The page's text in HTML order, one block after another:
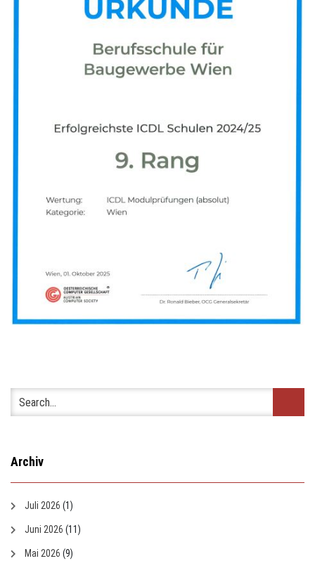
Archiv
Juli 2026 (1)
Juni 2026 (11)
Mai 2026 (9)